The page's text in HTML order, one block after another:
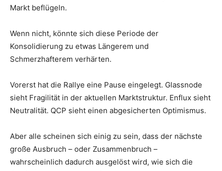
Markt beflügeln.
Wenn nicht, könnte sich diese Periode der
Konsolidierung zu etwas Längerem und
Schmerzhafterem verhärten.
Vorerst hat die Rallye eine Pause eingelegt. Glassnode
sieht Fragilität in der aktuellen Marktstruktur. Enflux sieht
Neutralität. QCP sieht einen abgesicherten Optimismus.
Aber alle scheinen sich einig zu sein, dass der nächste
große Ausbruch – oder Zusammenbruch –
wahrscheinlich dadurch ausgelöst wird, wie sich die